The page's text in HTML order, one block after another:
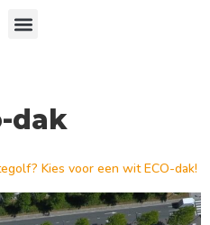
dak
Kies voor een wit ECO-dak!